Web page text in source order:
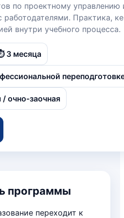
по проектному управлению
работодателями. Практика,
внутри учебного процесса.
3 месяца
очно‑заочная
программы
переходит к